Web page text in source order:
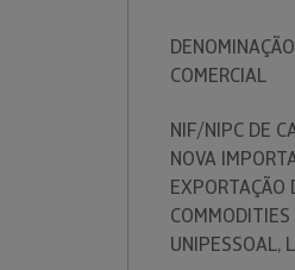
DENOMINAÇÃO
COMERCIAL
NIF/NIPC DE
NOVA
EXPORTAÇÃO
COMMODITIES
UNIPESSOAL,